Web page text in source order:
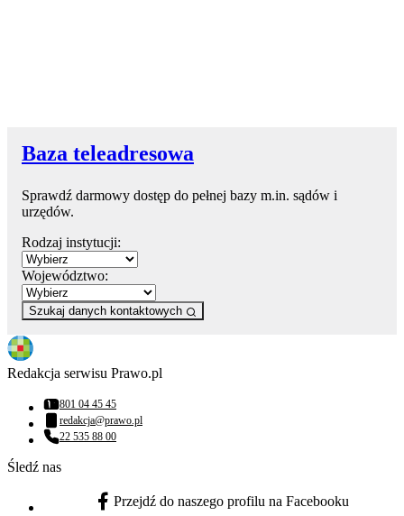
Baza teleadresowa
Sprawdź darmowy dostęp do pełnej bazy m.in. sądów i
urzędów.
Rodzaj instytucji:
Województwo:
Szukaj danych kontaktowych
Redakcja serwisu Prawo.pl
Numer telefonu:
801 04 45 45
Adres email:
redakcja@prawo.pl
Numer telefonu:
22 535 88 00
Śledź nas
facebook - otwiera się w nowej karcie
Przejdź do naszego profilu na Facebooku